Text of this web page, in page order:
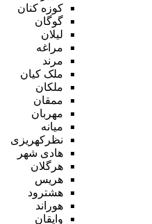
کوزه کنان
گوگان
لیلان
مراغه
مرند
ملک کیان
ملکان
ممقان
مهربان
میانه
نظرکهریزی
هادی شهر
هرگلان
هریس
هشترود
هوراند
وایقان